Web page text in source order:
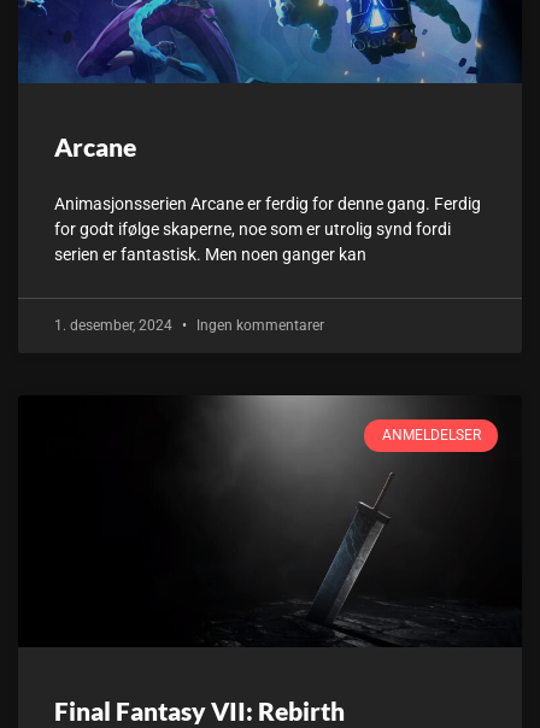
Arcane
Animasjonsserien Arcane er ferdig for denne gang. Ferdig
for godt ifølge skaperne, noe som er utrolig synd fordi
serien er fantastisk. Men noen ganger kan
1. desember, 2024 Ingen kommentarer
ANMELDELSER
Final Fantasy VII: Rebirth